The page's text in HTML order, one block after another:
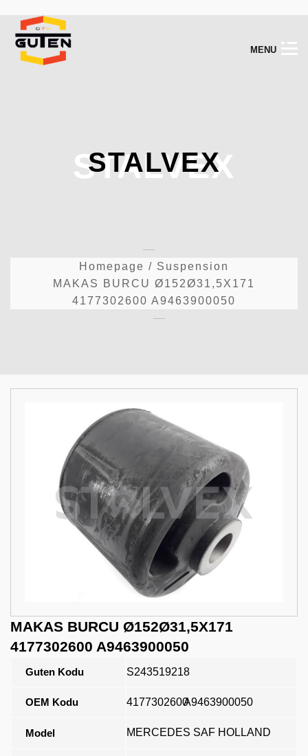
M ENU
STALVEX
STALVEX
Homepage / Suspension
MAKAS BURCU Ø152Ø31,5X171
4177302600 A9463900050
MAKAS BURCU Ø152Ø31,5X171
4177302600 A9463900050
Guten Kodu S243519218
OEM Kodu 4177302600A9463900050
Model MERCEDES SAF HOLLAND